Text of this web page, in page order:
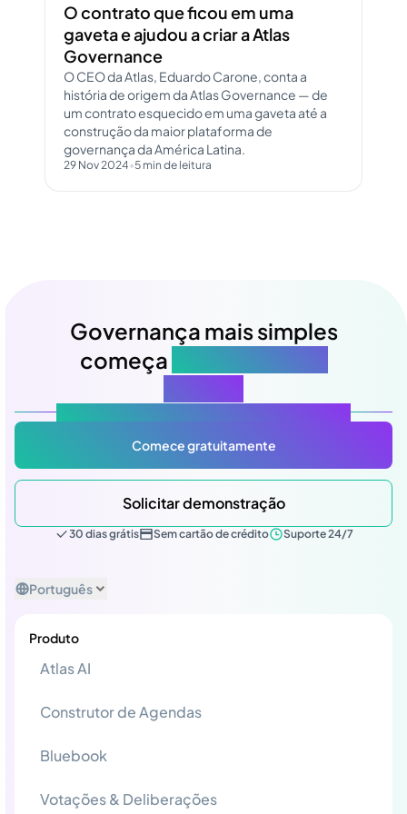
O contrato que ficou em uma
gaveta e ajudou a criar a Atlas
Governance
O CEO da Atlas, Eduardo Carone, conta a
história de origem da Atlas Governance — de
um contrato esquecido em uma gaveta até a
construção da maior plataforma de
governança da América Latina.
29 Nov 2024•5 min de leitura
Governança mais simples
começa
Comece gratuitamente
Solicitar demonstração
30 dias grátis Sem cartão de crédito Suporte 24/7
Português
Produto
Atlas AI
Construtor de Agendas
Bluebook
Votações & Deliberações